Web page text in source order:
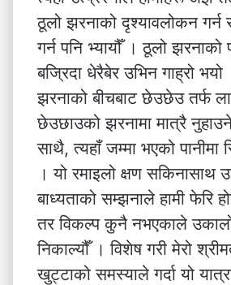
ठूलो झरनाको दृश्यावलोकन गर्न
गर्न पनि भ्यायौँ । ठूलो झरनाको
बज्रिदा धेरैबेर उभिन गाह्रो
झरनाको बीचबाट छेउछेउ तर्फ
छेउछाउको झरनामा मात्रै
साथै, त्यहाँ जम्मा भएको पानीमा
। यो रमाइलो क्षण सकिनासाथ
बाध्यताको सम्झनाले हामी फेरि
तर विकल्प कुनै नभएकाले
निकाल्यौँ । विशेष गरी मेरो
खुट्टाको समस्याले गर्दा यो